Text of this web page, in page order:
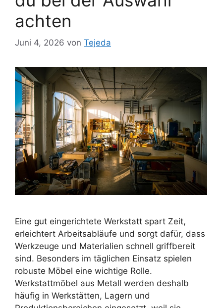
achten
Juni 4, 2026 von Tejeda
Eine gut eingerichtete Werkstatt spart Zeit,
erleichtert Arbeitsabläufe und sorgt dafür, dass
Werkzeuge und Materialien schnell griffbereit
sind. Besonders im täglichen Einsatz spielen
robuste Möbel eine wichtige Rolle.
Werkstattmöbel aus Metall werden deshalb
häufig in Werkstätten, Lagern und